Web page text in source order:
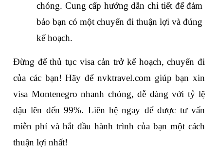
chóng. Cung cấp hướng dẫn chi tiết để đảm
bảo bạn có một chuyến đi thuận lợi và đúng
kế hoạch.
Đừng để thủ tục visa cản trở kế hoạch, chuyến đi
của các bạn! Hãy để nvktravel.com giúp bạn xin
visa Montenegro nhanh chóng, dễ dàng với tỷ lệ
đậu lên đến 99%. Liên hệ ngay để được tư vấn
miễn phí và bắt đầu hành trình của bạn một cách
thuận lợi nhất!